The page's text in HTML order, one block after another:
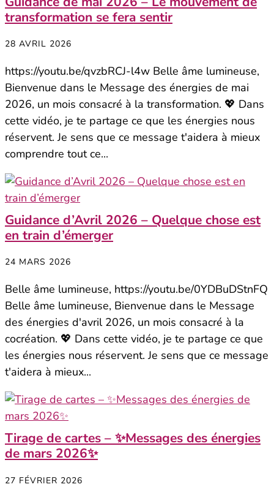
transformation se fera sentir
28 AVRIL 2026
https://youtu.be/qvzbRCJ-l4w Belle âme lumineuse,
Bienvenue dans le Message des énergies de mai
2026, un mois consacré à la transformation. 💖 Dans
cette vidéo, je te partage ce que les énergies nous
réservent. Je sens que ce message t'aidera à mieux
comprendre tout ce...
Guidance d’Avril 2026 – Quelque chose est
en train d’émerger
24 MARS 2026
Belle âme lumineuse, https://youtu.be/0YDBuDStnFQ
Belle âme lumineuse, Bienvenue dans le Message
des énergies d'avril 2026, un mois consacré à la
cocréation. 💖 Dans cette vidéo, je te partage ce que
les énergies nous réservent. Je sens que ce message
t'aidera à mieux...
Tirage de cartes – ✨Messages des énergies
de mars 2026✨
27 FÉVRIER 2026